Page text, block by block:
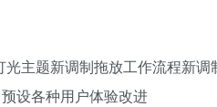
主题新调制拖放工作流程新
设各种用户体验改进